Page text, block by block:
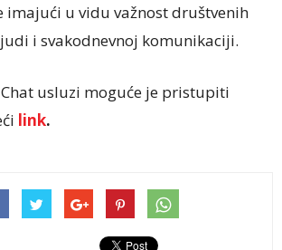
imajući u vidu važnost društvenih
i svakodnevnoj komunikaciji.
usluzi moguće je pristupiti
link.